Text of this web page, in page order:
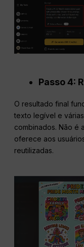
Passo 4:
O resultado final
texto legível e
combinados. Não é
oferece aos
reutilizadas.